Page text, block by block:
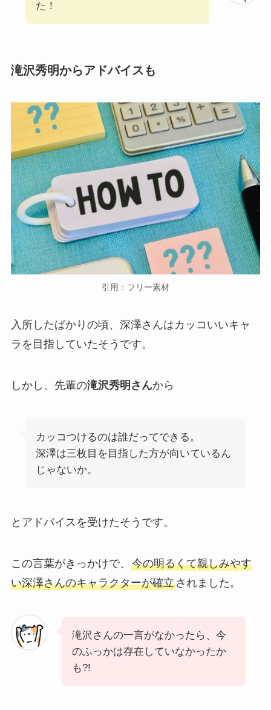
た！
滝沢秀明からアドバイスも
引用：フリー素材
入所したばかりの頃、深澤さんはカッコいいキャ
ラを目指していたそうです。
しかし、先輩の滝沢秀明さんから
カッコつけるのは誰だってできる。
深澤は三枚目を目指した方が向いているん
じゃないか。
とアドバイスを受けたそうです。
この言葉がきっかけで、 今の明るくて親しみやす
い深澤さんのキャラクターが確立されました。
滝沢さんの一言がなかったら、今
のふっかは存在していなかったか
も?!